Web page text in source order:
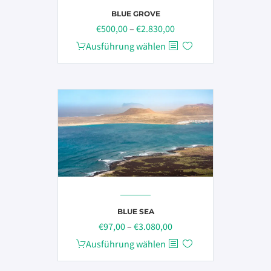
gewählt
werden
BLUE GROVE
€500,00– €2.830,00Preisspanne:
€500,00
Ausführung wählen
Dieses
Produkt
mehrere
Varianten
auf.
Die
Optionen
können
der
Produktseite
gewählt
werden
BLUE SEA
€97,00– €3.080,00Preisspanne:
€97,00
Ausführung wählen
Dieses
Produkt